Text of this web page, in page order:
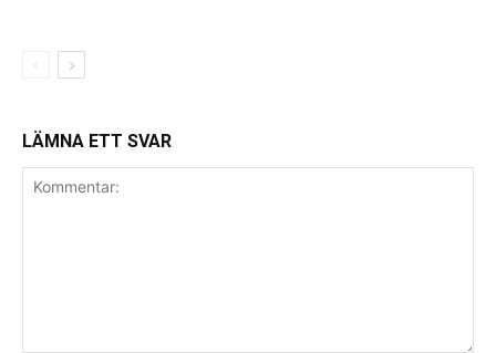
LÄMNA ETT SVAR